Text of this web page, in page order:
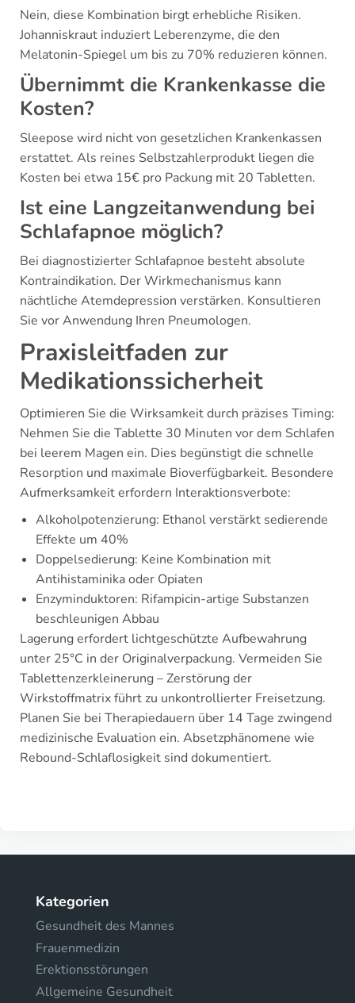
Nein, diese Kombination birgt erhebliche Risiken.
Johanniskraut induziert Leberenzyme, die den
Melatonin-Spiegel um bis zu 70% reduzieren können.
Übernimmt die Krankenkasse die
Kosten?
Sleepose wird nicht von gesetzlichen Krankenkassen
erstattet. Als reines Selbstzahlerprodukt liegen die
Kosten bei etwa 15€ pro Packung mit 20 Tabletten.
Ist eine Langzeitanwendung bei
Schlafapnoe möglich?
Bei diagnostizierter Schlafapnoe besteht absolute
Kontraindikation. Der Wirkmechanismus kann
nächtliche Atemdepression verstärken. Konsultieren
Sie vor Anwendung Ihren Pneumologen.
Praxisleitfaden zur
Medikationssicherheit
Optimieren Sie die Wirksamkeit durch präzises Timing:
Nehmen Sie die Tablette 30 Minuten vor dem Schlafen
bei leerem Magen ein. Dies begünstigt die schnelle
Resorption und maximale Bioverfügbarkeit. Besondere
Aufmerksamkeit erfordern Interaktionsverbote:
Alkoholpotenzierung: Ethanol verstärkt sedierende
Effekte um 40%
Doppelsedierung: Keine Kombination mit
Antihistaminika oder Opiaten
Enzyminduktoren: Rifampicin-artige Substanzen
beschleunigen Abbau
Lagerung erfordert lichtgeschützte Aufbewahrung
unter 25°C in der Originalverpackung. Vermeiden Sie
Tablettenzerkleinerung – Zerstörung der
Wirkstoffmatrix führt zu unkontrollierter Freisetzung.
Planen Sie bei Therapiedauern über 14 Tage zwingend
medizinische Evaluation ein. Absetzphänomene wie
Rebound-Schlaflosigkeit sind dokumentiert.
Kategorien
Gesundheit des Mannes
Frauenmedizin
Erektionsstörungen
Allgemeine Gesundheit